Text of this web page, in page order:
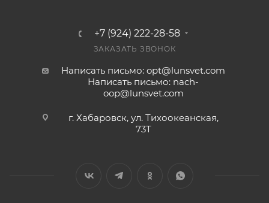
+7 (924) 222-28-58
ЗАКАЗАТЬ ЗВОНОК
Написать письмо: opt@lunsvet.com
Написать письмо: nach-
oop@lunsvet.com
г. Хабаровск, ул. Тихоокеанская,
73Т